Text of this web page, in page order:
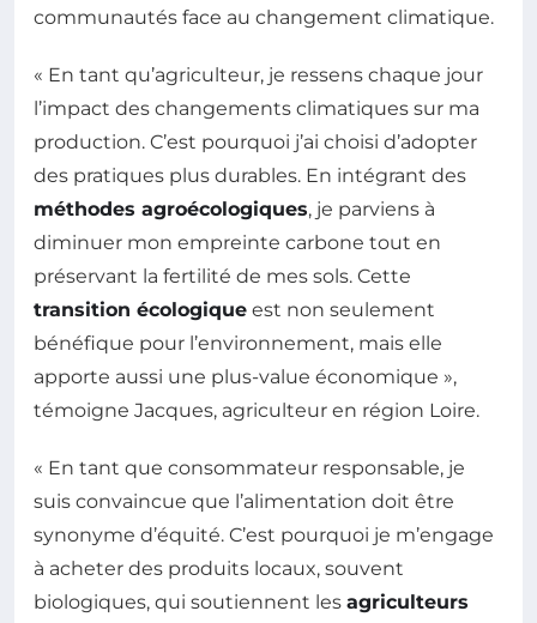
communautés face au changement climatique.
« En tant qu’agriculteur, je ressens chaque jour
l’impact des changements climatiques sur ma
production. C’est pourquoi j’ai choisi d’adopter
des pratiques plus durables. En intégrant des
méthodes agroécologiques, je parviens à
diminuer mon empreinte carbone tout en
préservant la fertilité de mes sols. Cette
transition écologique est non seulement
bénéfique pour l’environnement, mais elle
apporte aussi une plus-value économique »,
témoigne Jacques, agriculteur en région Loire.
« En tant que consommateur responsable, je
suis convaincue que l’alimentation doit être
synonyme d’équité. C’est pourquoi je m’engage
à acheter des produits locaux, souvent
biologiques, qui soutiennent les agriculteurs